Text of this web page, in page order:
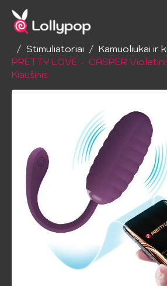
Pradžia Erotiniai žailsai
Stimuliatoriai
Kamuoliukai ir
PRETTY LOVE – CASPER
Kiaušinis